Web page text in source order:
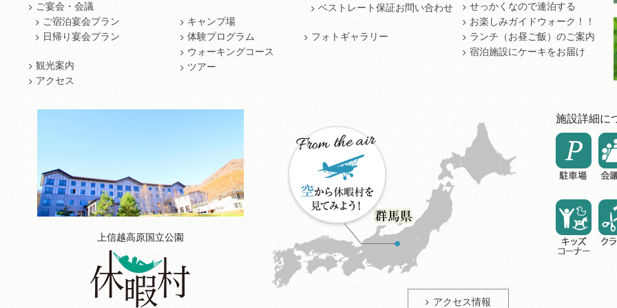
ご宴会・会議
ご宿泊宴会プラン
日帰り宴会プラン
観光案内
アクセス
キャンプ場
体験プログラム
ウォーキングコース
ツアー
ベストレート保証お問い合わせ
フォトギャラリー
せっかくなので連泊する
お楽しみガイドウォーク！！
ランチ（お昼ご飯）のご案内
宿泊施設にケーキをお届け
上信越高原国立公園
アクセス情報
施設詳細に